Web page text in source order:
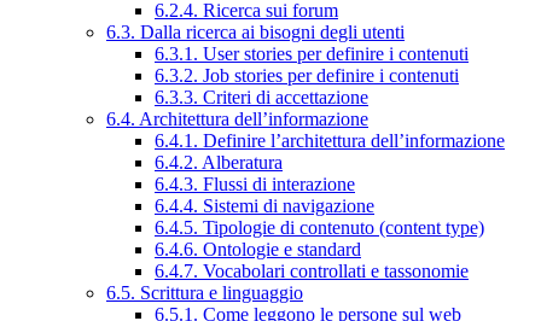
6.2.4. Ricerca sui forum
6.3. Dalla ricerca ai bisogni degli utenti
6.3.1. User stories per definire i contenuti
6.3.2. Job stories per definire i contenuti
6.3.3. Criteri di accettazione
6.4. Architettura dell’informazione
6.4.1. Definire l’architettura dell’informazione
6.4.2. Alberatura
6.4.3. Flussi di interazione
6.4.4. Sistemi di navigazione
6.4.5. Tipologie di contenuto (content type)
6.4.6. Ontologie e standard
6.4.7. Vocabolari controllati e tassonomie
6.5. Scrittura e linguaggio
6.5.1. Come leggono le persone sul web